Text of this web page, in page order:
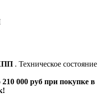
. Техническое состояние
000 руб при покупке в